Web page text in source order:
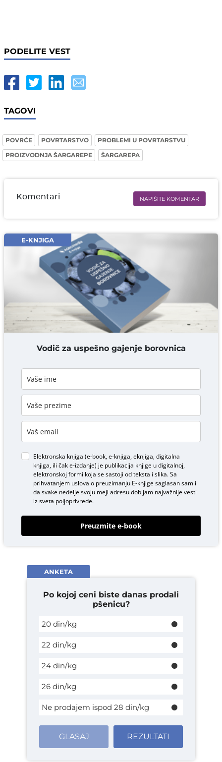
PODELITE VEST
TAGOVI
POVRĆE POVRTARSTVO
PROBLEMI U POVRTARSTVU
PROIZVODNJA ŠARGAREPE
ŠARGAREPA
Komentari NAPIŠITE KOMENTAR
Email* obavezno
Komentar* obavezno
DODAJ KOMENTAR
E-KNJIGA
Vodič za uspešno gajenje borovnica
Elektronska knjiga (e-book, e-knjiga, eknjiga, digitalna
knjiga, ili čak e-izdanje) je publikacija knjige u digitalnoj,
elektronskoj formi koja se sastoji od teksta i slika. Sa
prihvatanjem uslova o preuzimanju E-knjigesaglasan sam i
da svake nedelje svoju mejl adresu dobijam najvažnije vesti
iz sveta poljoprivrede.
Preuzmite e-book
ANKETA
Po kojoj ceni biste danas prodali
pšenicu?
20 din/kg
22 din/kg
24 din/kg
26 din/kg
Ne prodajem ispod 28 din/kg
GLASAJ REZULTATI